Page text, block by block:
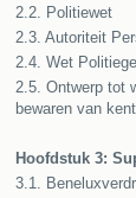
2.2. Politiewet
2.3. Autoriteit
2.4. Wet
2.5. Ontwerp tot
bewaren van
Hoofdstuk 3:
3.1.